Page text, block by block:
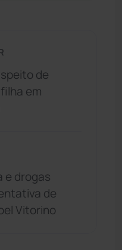
de
em
e drogas
de
Vitorino